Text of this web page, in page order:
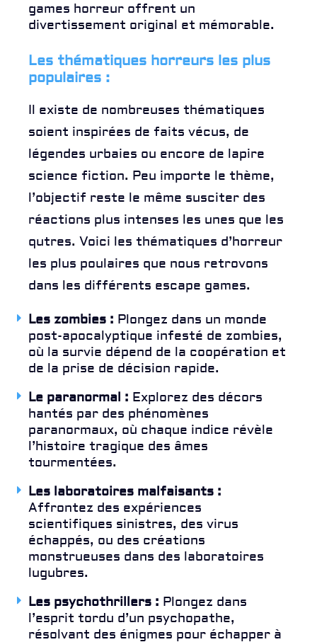
games horreur offrent un
divertissement original et mémorable.
Les thématiques horreurs les plus
populaires :
Il existe de nombreuses thématiques
soient inspirées de faits vécus, de
légendes urbaies ou encore de lapire
science fiction. Peu importe le thème,
l’objectif reste le même susciter des
réactions plus intenses les unes que les
qutres. Voici les thématiques d’horreur
les plus poulaires que nous retrovons
dans les différents escape games.
Les zombies : Plongez dans un monde
post-apocalyptique infesté de zombies,
où la survie dépend de la coopération et
de la prise de décision rapide.
Le paranormal : Explorez des décors
hantés par des phénomènes
paranormaux, où chaque indice révèle
l’histoire tragique des âmes
tourmentées.
Les laboratoires malfaisants :
Affrontez des expériences
scientifiques sinistres, des virus
échappés, ou des créations
monstrueuses dans des laboratoires
lugubres.
Les psychothrillers : Plongez dans
l’esprit tordu d’un psychopathe,
résolvant des énigmes pour échapper à